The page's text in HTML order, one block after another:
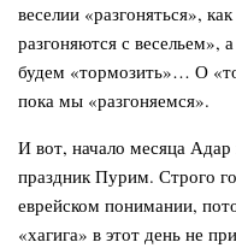
веселии «разгоняться»,
разгоняются с
будем «тормозить»… О
пока мы «разгоняемся».
И вот, начало месяца
праздник Пурим. Строго
еврейском понимании,
«хагига» в этот день не